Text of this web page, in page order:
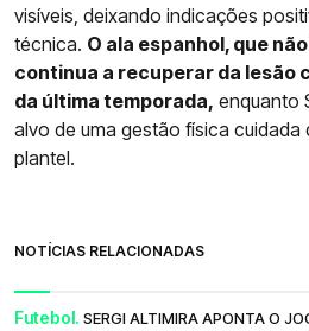
visíveis, deixando indicações
técnica. O ala espanhol, que
continua a recuperar da lesão
da última temporada, enquanto
alvo de uma gestão física cuidada
plantel.
NOTÍCIAS RELACIONADAS
Futebol. SERGI ALTIMIRA APONTA O